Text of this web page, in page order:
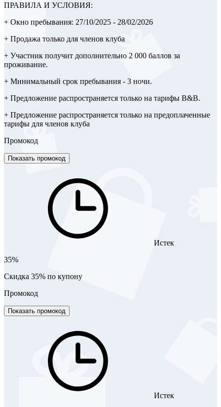
ПРАВИЛА И УСЛОВИЯ:
+ Окно пребывания: 27/10/2025 - 28/02/2026
+ Продажа только для членов клуба
+ Участник получит дополнительно 2 000 баллов за
проживание.
+ Минимальный срок пребывания - 3 ночи.
+ Предложение распространяется только на тарифы B&B.
+ Предложение распространяется только на предоплаченные
тарифы для членов клуба
Промокод
Показать промокод
Истек
35%
Скидка 35% по купону
Промокод
Показать промокод
Истек